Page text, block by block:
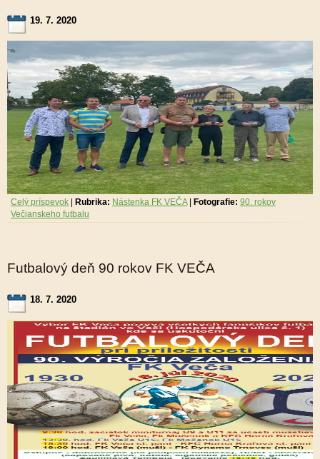
19. 7. 2020
Celý príspevok Rubrika: Nástenka FK VEČA Fotografie: 90. rokov
Večianskeho futbalu
Futbalový deň 90 rokov FK VEČA
18. 7. 2020